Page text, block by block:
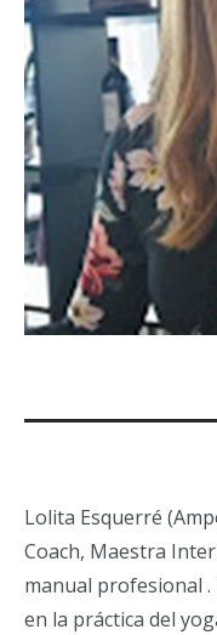
Lolita Esquerré
Coach, Maestra
manual profesional
en la práctica del